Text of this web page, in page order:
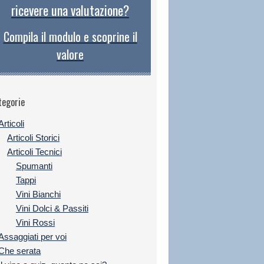
ricevere una valutazione?
Compila il modulo e scoprine il
valore
Articoli Storici
Articoli Tecnici
Spumanti
Tappi
Vini Bianchi
Vini Dolci & Passiti
Vini Rossi
per voi
serata